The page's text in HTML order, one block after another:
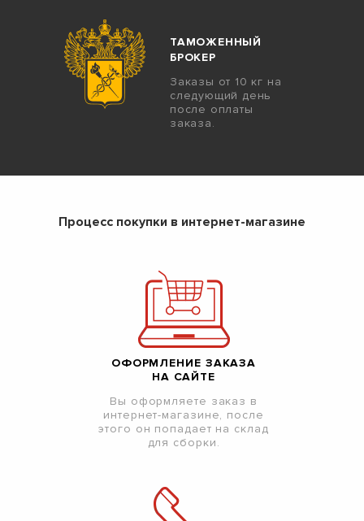
ТАМОЖЕННЫЙ
БРОКЕР
Заказы от 10 кг на
следующий день
после оплаты
заказа.
Процесс покупки в интернет-магазине
ОФОРМЛЕНИЕ ЗАКАЗА
НА САЙТЕ
Вы оформляете заказ в
интернет-магазине, после
этого он попадает на склад
для сборки.